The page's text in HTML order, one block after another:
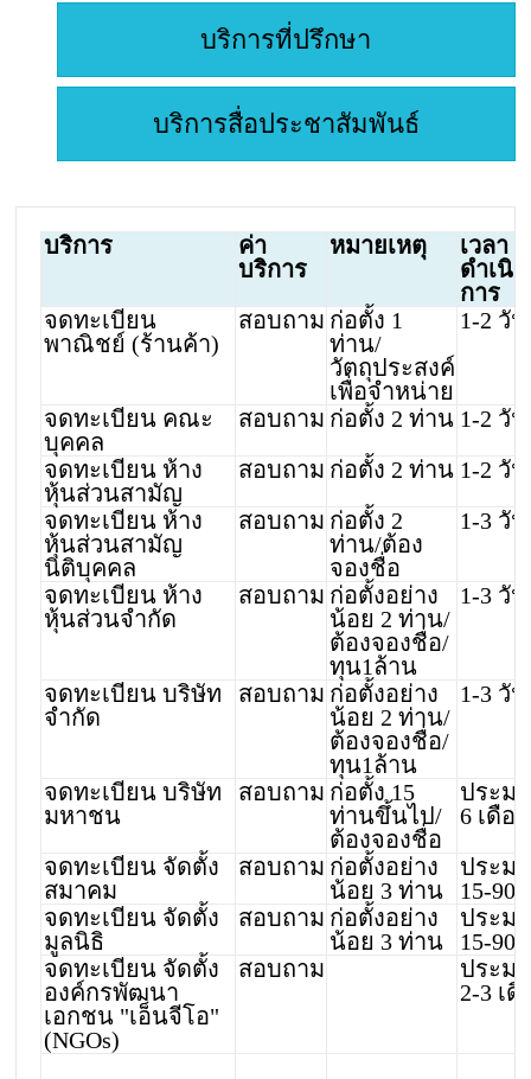
บริการที่ปรึกษา
บริการสื่อประชาสัมพันธ์
บริการ
ค่า
บริการ
หมายเหตุ
เวลา
ดำเนิน
การ
จดทะเบียน
พาณิชย์ (ร้านค้า)
สอบถาม ก่อตั้ง 1
ท่าน/
วัตถุประสงค์
เพื่อจำหน่าย
1-2 วัน
จดทะเบียน คณะ
บุคคล
สอบถาม ก่อตั้ง 2 ท่าน 1-2 วัน
จดทะเบียน ห้าง
หุ้นส่วนสามัญ
สอบถาม ก่อตั้ง 2 ท่าน 1-2 วัน
จดทะเบียน ห้าง
หุ้นส่วนสามัญ
นิติบุคคล
สอบถาม ก่อตั้ง 2
ท่าน/ต้อง
จองชื่อ
1-3 วัน
จดทะเบียน ห้าง
หุ้นส่วนจำกัด
สอบถาม ก่อตั้งอย่าง
น้อย 2 ท่าน/
ต้องจองชื่อ/
ทุน1ล้าน
1-3 วัน
จดทะเบียน บริษัท
จำกัด
สอบถาม ก่อตั้งอย่าง
น้อย 2 ท่าน/
ต้องจองชื่อ/
ทุน1ล้าน
1-3 วัน
จดทะเบียน บริษัท
มหาชน
สอบถาม ก่อตั้ง 15
ท่านขึ้นไป/
ต้องจองชื่อ
ประม
6 เดือ
จดทะเบียน จัดตั้ง
สมาคม
สอบถาม ก่อตั้งอย่าง
น้อย 3 ท่าน
ประม
15-90
จดทะเบียน จัดตั้ง
มูลนิธิ
สอบถาม ก่อตั้งอย่าง
น้อย 3 ท่าน
ประม
15-90
จดทะเบียน จัดตั้ง
องค์กรพัฒนา
เอกชน "เอ็นจีโอ"
(NGOs)
สอบถาม
ประม
2-3 เ